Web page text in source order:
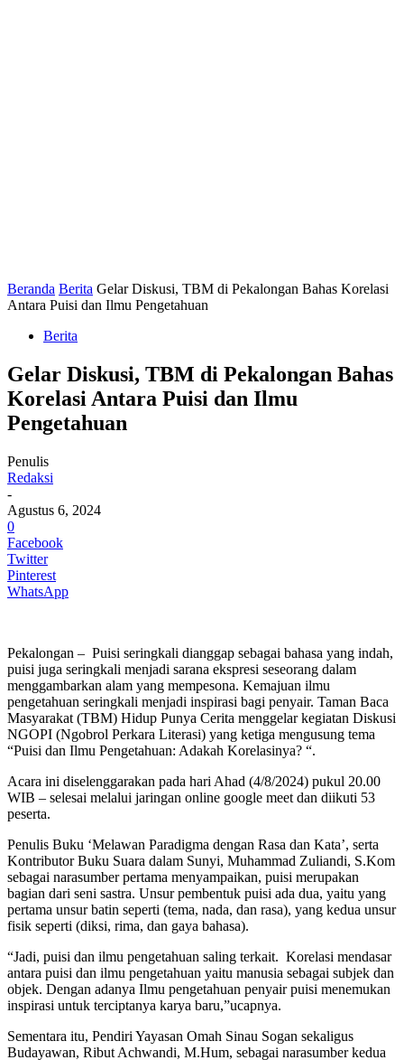
Beranda Berita Gelar Diskusi, TBM di Pekalongan Bahas Korelasi
Antara Puisi dan Ilmu Pengetahuan
Berita
Gelar Diskusi, TBM di Pekalongan Bahas
Korelasi Antara Puisi dan Ilmu
Pengetahuan
Penulis
Redaksi
-
Agustus 6, 2024
0
Facebook
Twitter
Pinterest
WhatsApp
Pekalongan – Puisi seringkali dianggap sebagai bahasa yang indah,
puisi juga seringkali menjadi sarana ekspresi seseorang dalam
menggambarkan alam yang mempesona. Kemajuan ilmu
pengetahuan seringkali menjadi inspirasi bagi penyair. Taman Baca
Masyarakat (TBM) Hidup Punya Cerita menggelar kegiatan Diskusi
NGOPI (Ngobrol Perkara Literasi) yang ketiga mengusung tema
“Puisi dan Ilmu Pengetahuan: Adakah Korelasinya? “.
Acara ini diselenggarakan pada hari Ahad (4/8/2024) pukul 20.00
WIB – selesai melalui jaringan online google meet dan diikuti 53
peserta.
Penulis Buku ‘Melawan Paradigma dengan Rasa dan Kata’, serta
Kontributor Buku Suara dalam Sunyi, Muhammad Zuliandi, S.Kom
sebagai narasumber pertama menyampaikan, puisi merupakan
bagian dari seni sastra. Unsur pembentuk puisi ada dua, yaitu yang
pertama unsur batin seperti (tema, nada, dan rasa), yang kedua unsur
fisik seperti (diksi, rima, dan gaya bahasa).
“Jadi, puisi dan ilmu pengetahuan saling terkait. Korelasi mendasar
antara puisi dan ilmu pengetahuan yaitu manusia sebagai subjek dan
objek. Dengan adanya Ilmu pengetahuan penyair puisi menemukan
inspirasi untuk terciptanya karya baru,”ucapnya.
Sementara itu, Pendiri Yayasan Omah Sinau Sogan sekaligus
Budayawan, Ribut Achwandi, M.Hum, sebagai narasumber kedua